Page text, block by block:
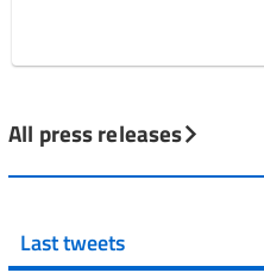
All press releases
Last tweets